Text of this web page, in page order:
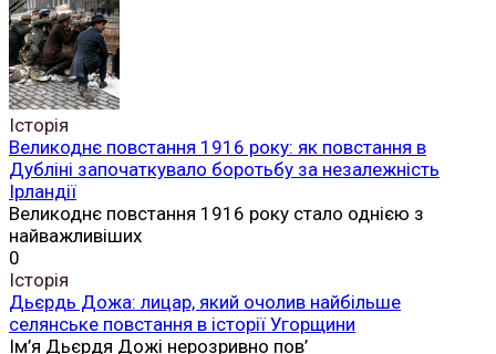
Історія
Великоднє повстання 1916 року: як повстання в
Дубліні започаткувало боротьбу за незалежність
Ірландії
Великоднє повстання 1916 року стало однією з
найважливіших
0
Історія
Дьєрдь Дожа: лицар, який очолив найбільше
селянське повстання в історії Угорщини
Ім’я Дьєрдя Дожі нерозривно пов’